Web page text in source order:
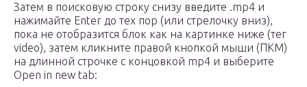
Затем в поисковую строку снизу введите .mp4 и
нажимайте Enter до тех пор (или стрелочку вниз),
пока не отобразится блок как на картинке ниже (тег
video), затем кликните правой кнопкой мыши (ПКМ)
на длинной строчке с концовкой mp4 и выберите
Open in new tab: